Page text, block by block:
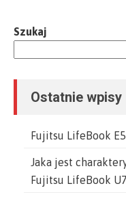
Szukaj
Ostatnie wpisy
Fujitsu LifeBook
Jaka jest
Fujitsu LifeBook